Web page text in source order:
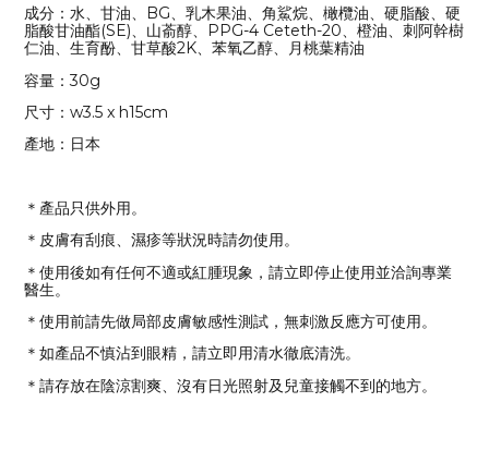
成分：水、甘油、BG、乳木果油、角鯊烷、橄欖油、硬脂酸、硬
脂酸甘油酯(SE)、山萮醇、PPG-4 Ceteth-20、橙油、刺阿幹樹
仁油、生育酚、甘草酸2K、苯氧乙醇、月桃葉精油
容量：30g
尺寸：w3.5 x h15cm
產地：日本
＊產品只供外用。
＊皮膚有刮痕、濕疹等狀況時請勿使用。
＊使用後如有任何不適或紅腫現象，請立即停止使用並洽詢專業
醫生。
＊使用前請先做局部皮膚敏感性測試，無刺激反應方可使用。
＊如產品不慎沾到眼精，請立即用清水徹底清洗。
＊請存放在陰涼割爽、沒有日光照射及兒童接觸不到的地方。